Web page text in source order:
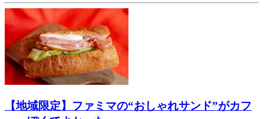
【地域限定】ファミマの“おしゃれサンド”がカフ